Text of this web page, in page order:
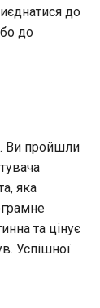
до
до
Ви пройшли
яка
та цінує
Успішної